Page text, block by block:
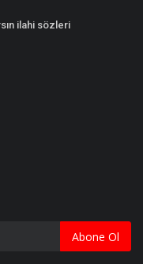
ilahi sözleri
Abone Ol